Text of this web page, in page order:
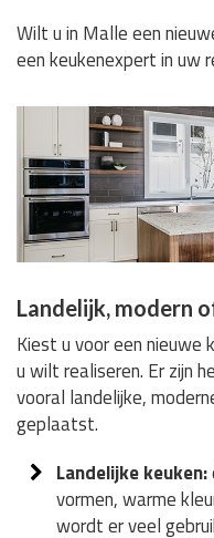
Wilt u in Malle een
een keukenexpert in uw
Landelijk, modern
Kiest u voor een
u wilt realiseren. Er zijn
vooral landelijke,
geplaatst.
Landelijke keuken:
vormen, warme
wordt er veel